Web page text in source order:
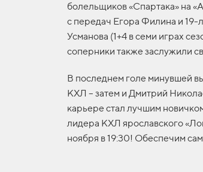
болельщиков «Спартака» на
с передач Егора Филина и 19-
Усманова (1+4 в семи играх
соперники также заслужили
В последнем голе минувшей
КХЛ – затем и Дмитрий
карьере стал лучшим
лидера КХЛ ярославского
ноября в 19:30! Обеспечим